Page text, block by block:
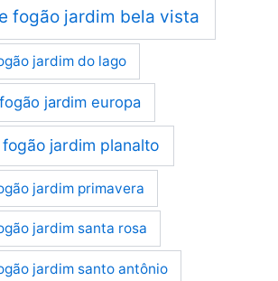
fogão jardim bela vista
jardim do lago
jardim europa
jardim planalto
jardim primavera
jardim santa rosa
jardim santo antônio